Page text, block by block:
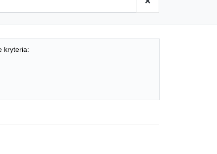
kryteria: